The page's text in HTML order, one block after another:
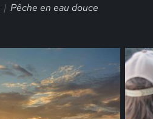
Pêche en eau douce